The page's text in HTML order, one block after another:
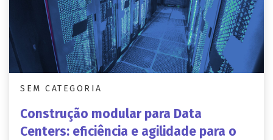
SEM CATEGORIA
Construção modular para Data
Centers: eficiência e agilidade para o